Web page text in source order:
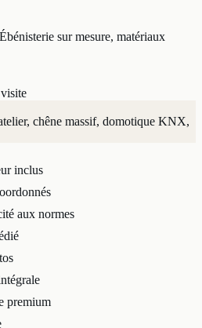
sur mesure, matériaux
chêne massif, domotique KNX,
inclus
aux normes
premium